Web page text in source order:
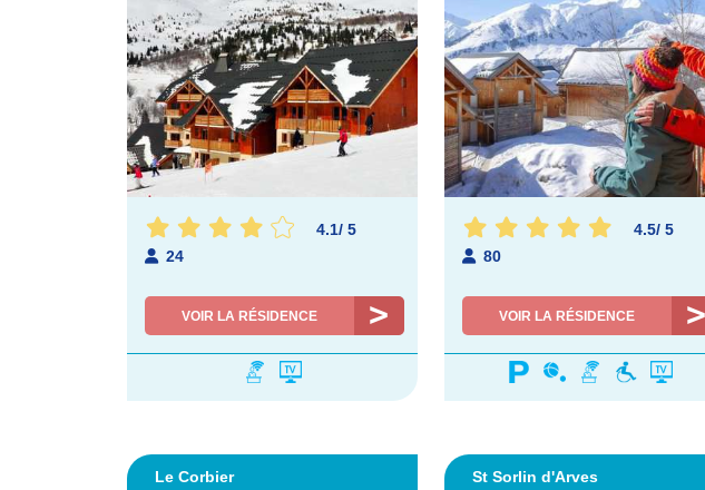
4.1/ 5
24
VOIR LA RÉSIDENCE
4.5/ 5
80
VOIR LA RÉSIDENCE
Le Corbier
St Sorlin d'Arves